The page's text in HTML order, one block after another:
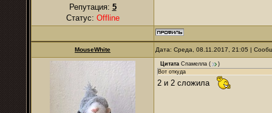
Репутация: 5
Статус: Offline
MouseWhite Дата: Среда, 08.11.2017, 21:05 |
Цитата Спамелла (
)
Вот откуда
2 и 2 сложила